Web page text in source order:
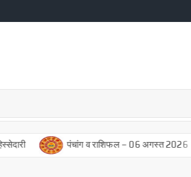
पंचांग व राशिफल – 06 अगस्त 2026